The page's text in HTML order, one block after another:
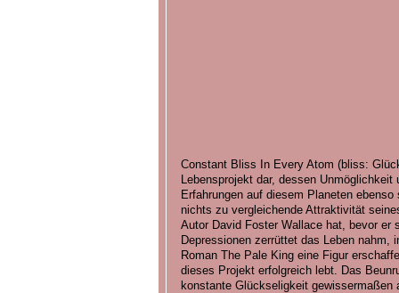
Constant Bliss In Every Atom (bliss:
Lebensprojekt dar, dessen
Erfahrungen auf diesem Planeten
nichts zu vergleichende Attraktivität
Autor David Foster Wallace hat, bevor er
Depressionen zerrüttet das Leben nahm,
Roman The Pale King eine Figur
dieses Projekt erfolgreich lebt. Das
konstante Glückseligkeit